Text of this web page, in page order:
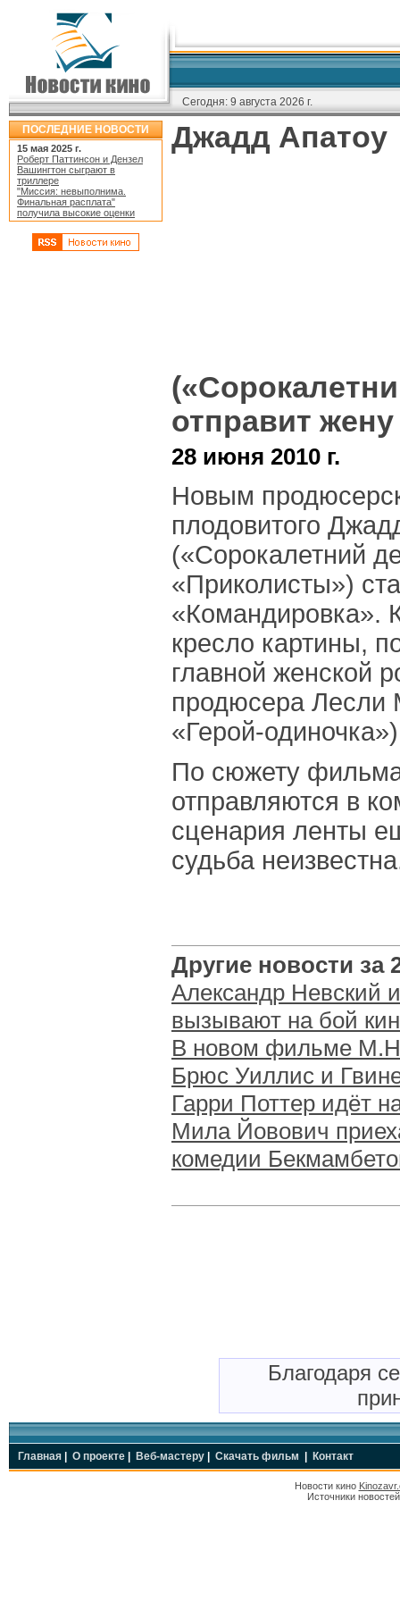
Сегодня: 9 августа 2026 г.
ПОСЛЕДНИЕ НОВОСТИ
15 мая 2025 г.
Роберт Паттинсон и Дензел
Вашингтон сыграют в
триллере
"Миссия: невыполнима.
Финальная расплата"
получила высокие оценки
Джадд Апатоу
отправит
28 июня 2010 г.
Новым
плодовитого
(«Сорокалетний
«Приколисты»)
«Командировка».
кресло картины,
главной женской
продюсера Лесли
«Герой-
По сюжету
отправляются в
сценария ленты
судьба
Другие новости за
Александр Невский
вызывают на бой
В новом фильме
Брюс Уиллис и
Гарри Поттер идёт
Мила Йовович
комедии
Благодаря
Главная О проекте Веб-мастеру Скачать фильм Контакт
Новости кино
Источники